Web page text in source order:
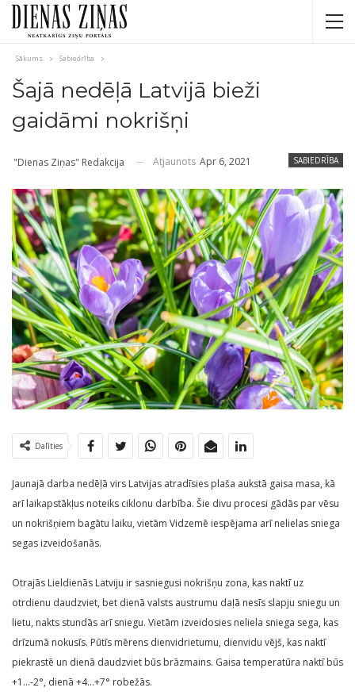
Sākums Sabiedrība
Šajā nedēļā Latvijā bieži
gaidāmi nokrišņi
SABIEDRĪBA
"Dienas Ziņas" Redakcija Atjaunots Apr 6, 2021
Dalīties
Jaunajā darba nedēļā virs Latvijas atradīsies plaša aukstā gaisa masa, kā
arī laikapstākļus noteiks ciklonu darbība. Šie divu procesi gādās par vēsu
un nokrišņiem bagātu laiku, vietām Vidzemē iespējama arī nelielas sniega
segas izveidošanās.
Otrajās Lieldienās Latviju ir sasniegusi nokrišņu zona, kas naktī uz
otrdienu daudzviet, bet dienā valsts austrumu daļā nesīs slapju sniegu un
lietu, nakts stundās arī sniegu. Vietām izveidosies neliela sniega sega, kas
drīzumā nokusīs. Pūtīs mērens dienvidrietumu, dienvidu vējš, kas naktī
piekrastē un dienā daudzviet būs brāzmains. Gaisa temperatūra naktī būs
+1…-2°, dienā +4…+7° robežās.